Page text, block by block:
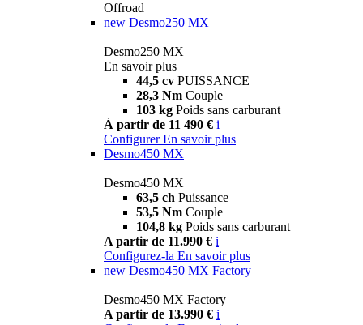
Offroad
new Desmo250 MX
Desmo250 MX
En savoir plus
44,5 cv PUISSANCE
28,3 Nm Couple
103 kg Poids sans carburant
À partir de 11 490 € i
Configurer En savoir plus
Desmo450 MX
Desmo450 MX
63,5 ch Puissance
53,5 Nm Couple
104,8 kg Poids sans carburant
A partir de 11.990 € i
Configurez-la En savoir plus
new Desmo450 MX Factory
Desmo450 MX Factory
A partir de 13.990 € i